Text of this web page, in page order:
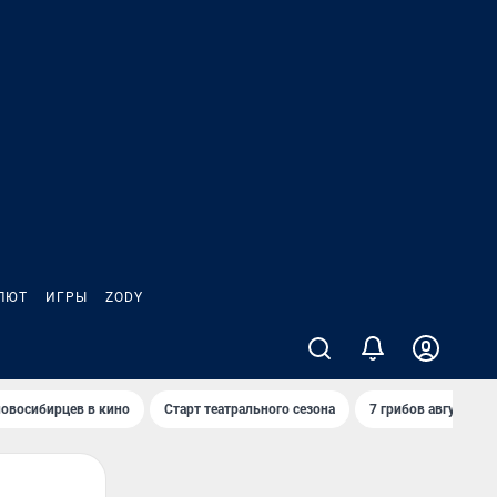
ИГРЫ ZODY
в кино Старт театрального сезона 7 грибов августа